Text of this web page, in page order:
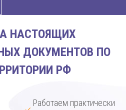
НАСТОЯЩИХ
ДОКУМЕНТОВ ПО
РФ
Работаем практически